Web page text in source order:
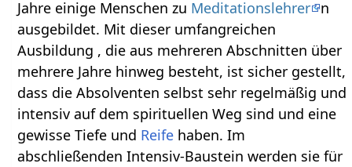
Jahre einige Menschen zu Meditationslehrer n
ausgebildet. Mit dieser umfangreichen
Ausbildung , die aus mehreren Abschnitten über
mehrere Jahre hinweg besteht, ist sicher gestellt,
dass die Absolventen selbst sehr regelmäßig und
intensiv auf dem spirituellen Weg sind und eine
gewisse Tiefe und Reife haben. Im
abschließenden Intensiv-Baustein werden sie für